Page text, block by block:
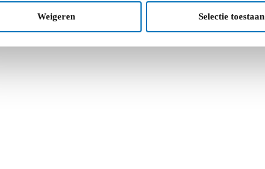
Weigeren Selectie toestaan